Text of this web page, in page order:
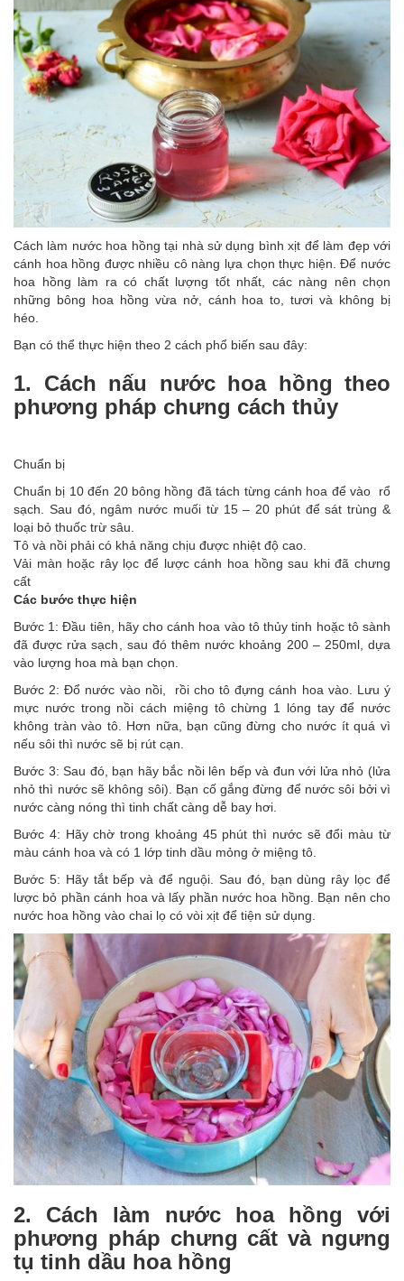
Cách làm nước hoa hồng tại nhà sử dụng bình xịt để làm đẹp với
cánh hoa hồng được nhiều cô nàng lựa chọn thực hiện. Để nước
hoa hồng làm ra có chất lượng tốt nhất, các nàng nên chọn
những bông hoa hồng vừa nở, cánh hoa to, tươi và không bị
héo.
Bạn có thể thực hiện theo 2 cách phổ biến sau đây:
1. Cách nấu nước hoa hồng theo
phương pháp chưng cách thủy
Chuẩn bị
Chuẩn bị 10 đến 20 bông hồng đã tách từng cánh hoa để vào rổ
sạch. Sau đó, ngâm nước muối từ 15 – 20 phút để sát trùng &
loại bỏ thuốc trừ sâu.
Tô và nồi phải có khả năng chịu được nhiệt độ cao.
Vải màn hoặc rây lọc để lược cánh hoa hồng sau khi đã chưng
cất
Các bước thực hiện
Bước 1: Đầu tiên, hãy cho cánh hoa vào tô thủy tinh hoặc tô sành
đã được rửa sạch, sau đó thêm nước khoảng 200 – 250ml, dựa
vào lượng hoa mà bạn chọn.
Bước 2: Đổ nước vào nồi, rồi cho tô đựng cánh hoa vào. Lưu ý
mực nước trong nồi cách miệng tô chừng 1 lóng tay để nước
không tràn vào tô. Hơn nữa, bạn cũng đừng cho nước ít quá vì
nếu sôi thì nước sẽ bị rút cạn.
Bước 3: Sau đó, bạn hãy bắc nồi lên bếp và đun với lửa nhỏ (lửa
nhỏ thì nước sẽ không sôi). Bạn cố gắng đừng để nước sôi bởi vì
nước càng nóng thì tinh chất càng dễ bay hơi.
Bước 4: Hãy chờ trong khoảng 45 phút thì nước sẽ đổi màu từ
màu cánh hoa và có 1 lớp tinh dầu mỏng ở miệng tô.
Bước 5: Hãy tắt bếp và để nguội. Sau đó, bạn dùng rây lọc để
lược bỏ phần cánh hoa và lấy phần nước hoa hồng. Bạn nên cho
nước hoa hồng vào chai lọ có vòi xịt để tiện sử dụng.
2. Cách làm nước hoa hồng với
phương pháp chưng cất và ngưng
tụ tinh dầu hoa hồng